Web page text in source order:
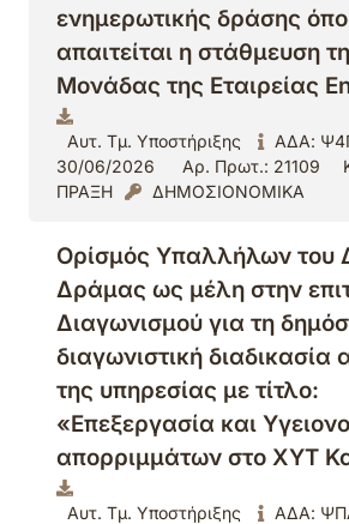
ενημερωτικής δράσης
απαιτείται η στάθμευση
Μονάδας της Εταιρείας
Αυτ. Τμ. Υποστήριξης
ΑΔΑ:
30/06/2026
Αρ. Πρωτ.: 21109
ΠΡΑΞΗ
ΔΗΜΟΣΙΟΝΟΜΙΚΑ
Ορίσμός Υπαλλήλων του
Δράμας ως μέλη στην
Διαγωνισμού για τη
διαγωνιστική διαδικασία
της υπηρεσίας με τίτλο:
«Επεξεργασία και
απορριμμάτων στο ΧΥΤ
Αυτ. Τμ. Υποστήριξης
ΑΔΑ: